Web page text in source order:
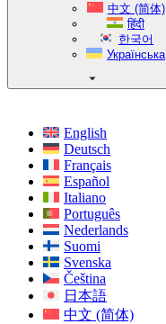
中文 (简体)
हिंदी
한국어
Українська
English
Deutsch
Français
Español
Italiano
Português
Nederlands
Suomi
Svenska
Čeština
日本語
中文 (简体)